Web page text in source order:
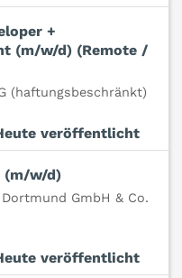
+
(m/w/d) (Remote /
(haftungsbeschränkt)
veröffentlicht
(m/w/d)
GmbH & Co.
veröffentlicht